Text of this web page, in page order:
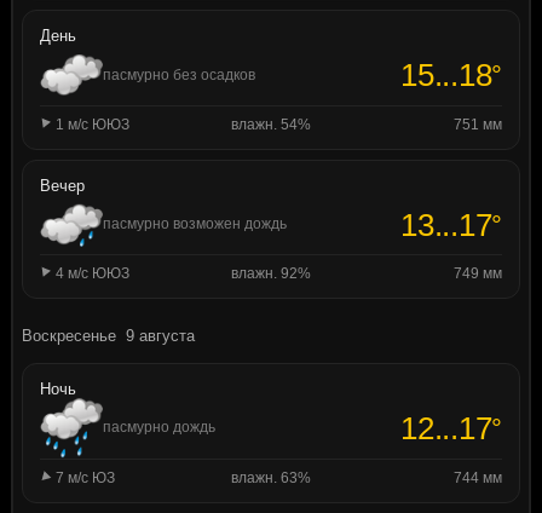
День
пасмурно без осадков 15...18°
1 м/с ЮЮЗ влажн. 54% 751 мм
Вечер
пасмурно возможен дождь 13...17°
4 м/с ЮЮЗ влажн. 92% 749 мм
Воскресенье9 августа
Ночь
пасмурно дождь 12...17°
7 м/с ЮЗ влажн. 63% 744 мм